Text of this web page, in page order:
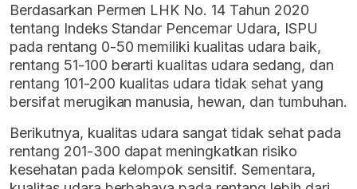
Berdasarkan Permen LHK No. 14 Tahun 2020
tentang Indeks Standar Pencemar Udara, ISPU
pada rentang 0-50 memiliki kualitas udara baik,
rentang 51-100 berarti kualitas udara sedang, dan
rentang 101-200 kualitas udara tidak sehat yang
bersifat merugikan manusia, hewan, dan tumbuhan.
Berikutnya, kualitas udara sangat tidak sehat pada
rentang 201-300 dapat meningkatkan risiko
kesehatan pada kelompok sensitif. Sementara,